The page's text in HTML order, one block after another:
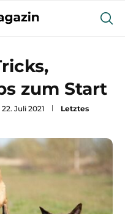
zum Start
22. Juli 2021
Letztes